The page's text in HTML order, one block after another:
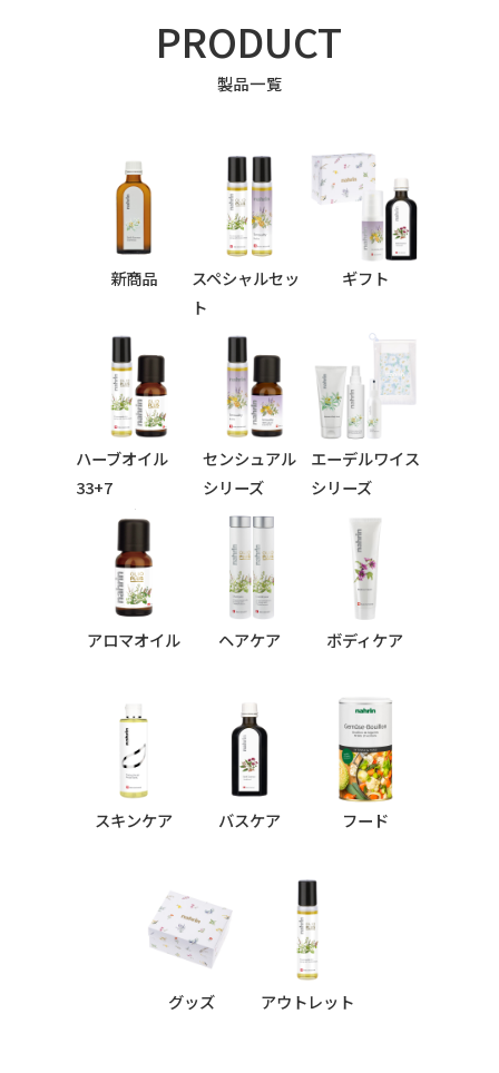
PRODUCT
製品一覧
新商品
スペシャルセッ
ト
ギフト
ハーブオイル
33+7
シリーズ
センシュアル
シリーズ
エーデルワイス
シリーズ
アロマオイル ヘアケア ボディケア
スキンケア バスケア フード
グッズ アウトレット